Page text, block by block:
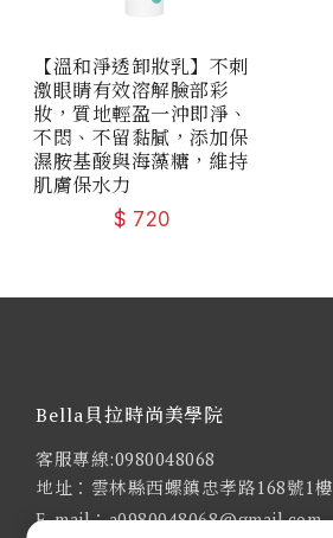
【溫和淨透卸妝乳】不刺
激眼睛有效溶解臉部彩
妝，質地輕盈一沖即淨、
不悶、不留黏膩，添加保
濕胺基酸與海藻糖，維持
肌膚保水力
$ 720
Bella貝拉時尚美學院
客服專線:0980048068
地址：雲林縣西螺鎮忠孝路168號1樓
E-mail：a0980048068@gmail.com